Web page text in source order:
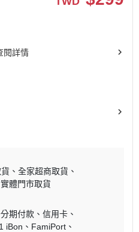
閱詳情
全家超商取貨
實體門市取貨
期付款
信用卡
iBon
FamiPort